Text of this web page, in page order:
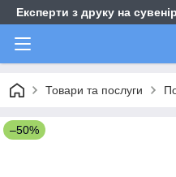
Експерти з друку на
Товари та послуги
–50%